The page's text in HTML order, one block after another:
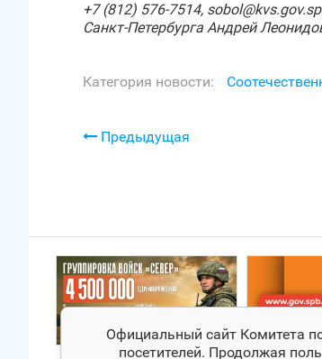
+7 (812) 576-7514, sobol@kvs.gov.
Санкт‑Петербурга Андрей
Категория новости:
Предыдущая
Официальный сайт Комитета
посетителей. Продолжая